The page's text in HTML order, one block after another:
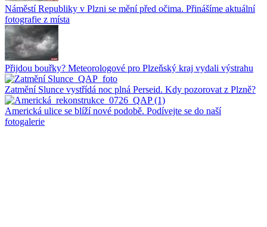
Náměstí Republiky v Plzni se mění před očima. Přinášíme aktuální
fotografie z místa
Přijdou bouřky? Meteorologové pro Plzeňský kraj vydali výstrahu
Zatmění Slunce vystřídá noc plná Perseid. Kdy pozorovat z Plzně?
Americká ulice se blíží nové podobě. Podívejte se do naší
fotogalerie